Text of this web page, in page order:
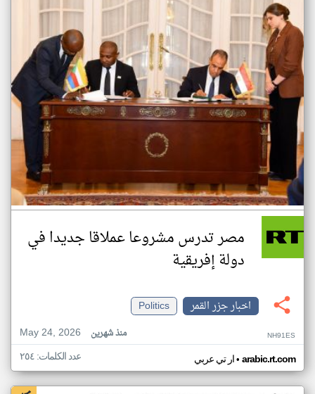
مصر تدرس مشروعا عملاقا جديدا في
دولة إفريقية
اخبار جزر القمر
Politics
May 24, 2026
منذ شهرين NH91ES
ار تي عربي• arabic.rt.com عدد الكلمات: ٢٥٤